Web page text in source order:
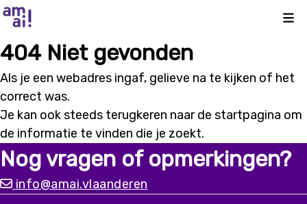
404 Niet gevonden
Als je een webadres ingaf, gelieve na te kijken of het
correct was.
Je kan ook steeds terugkeren naar de startpagina om
de informatie te vinden die je zoekt.
Nog vragen of opmerkingen?
info@amai.vlaanderen